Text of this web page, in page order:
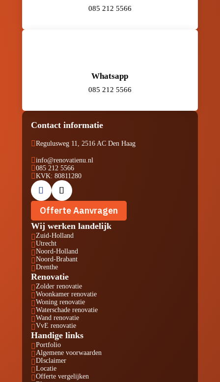
085 212 5566
Whatsapp
085 212 5566
Contact informatie
Regulusweg 11, 2516 AC Den Haag
info@renovatienu.nl
085 212 5566
 KVK: 80811280
Offerte Aanvragen
Wij werken landelijk
Zuid-Holland
Utrecht
Noord-Holland
Noord-Brabant
Drenthe
Renovatie
 Zolder renovatie
 Woonkamer renovatie
 Woning renovatie
 Waterschade renovatie
 Wand renovatie
 VvE renovatie
Handige links
 Portfolio
 Algemene voorwaarden
 DIsclaimer
 Locatie
 Offerte vergelijken